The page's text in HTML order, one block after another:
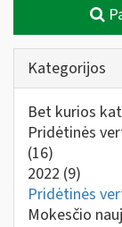
Kategorijos
Bet kurios
Pridėtinės
(16)
2022 (9)
Pridėtinės
Mokesčio